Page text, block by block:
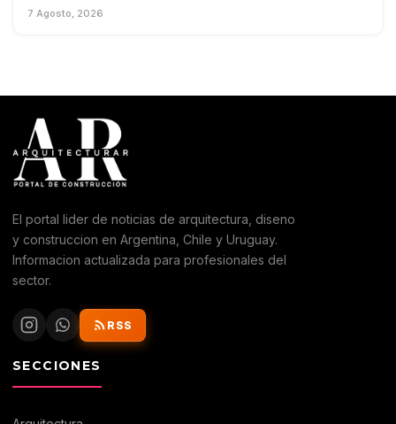
7 Agosto, 2026
El portal lider de noticias de arquitectura, diseno
y construccion en Argentina, Chile y Uruguay.
Informacion actualizada para profesionales del
sector.
RSS
SECCIONES